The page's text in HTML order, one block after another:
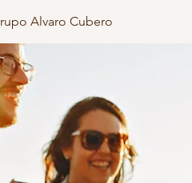
Alvaro Cubero